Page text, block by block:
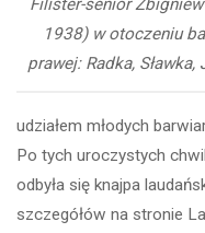
Filister-senior
1938) w otoczeniu
prawej: Radka, Sławka,
udziałem młodych
Po tych uroczystych
odbyła się knajpa
szczegółów na stronie